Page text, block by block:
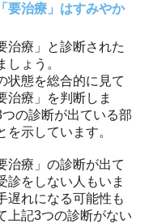
要治療」はすみやか
治療」と診断された
ょう。
状態を総合的に見て
治療」を判断しま
の診断が出ている部
示しています。
治療」の診断が出て
診をしない人もいま
遅れになる可能性も
上記3つの診断がない